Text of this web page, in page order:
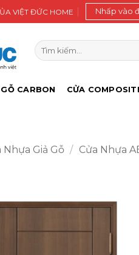
VIỆT ĐỨC HOME Nhấp vào
Tìm
kiếm:
CARBON CỬA
Nhựa Giả Gỗ / Cửa Nhựa